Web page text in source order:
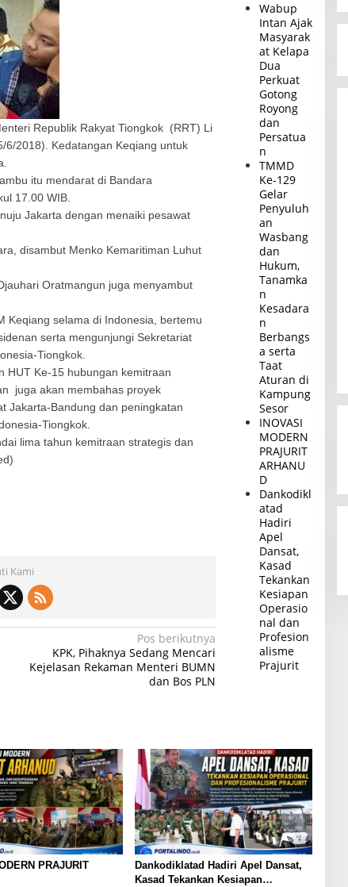
Republik Rakyat Tiongkok (RRT) Li
6/2018). Kedatangan Keqiang untuk
itu mendarat di Bandara
17.00 WIB.
Jakarta dengan menaiki pesawat
disambut Menko Kemaritiman Luhut
Oratmangun juga menyambut
Keqiang selama di Indonesia, bertemu
serta mengunjungi Sekretariat
Tiongkok.
HUT Ke-15 hubungan kemitraan
juga akan membahas proyek
Jakarta-Bandung dan peningkatan
Tiongkok.
lima tahun kemitraan strategis dan
Kami
Pos berikutnya
KPK, Pihaknya Sedang Mencari
Kejelasan Rekaman Menteri BUMN
dan Bos PLN
Wabup
Intan Ajak
Masyarak
at Kelapa
Dua
Perkuat
Gotong
Royong
dan
Persatua
n
TMMD
Ke-129
Gelar
Penyuluh
an
Wasbang
dan
Hukum,
Tanamka
n
Kesadara
n
Berbangs
a serta
Taat
Aturan di
Kampung
Sesor
INOVASI
MODERN
PRAJURIT
ARHANU
D
Dankodikl
atad
Hadiri
Apel
Dansat,
Kasad
Tekankan
Kesiapan
Operasio
nal dan
Profesion
alisme
Prajurit
PRAJURIT
Dankodiklatad Hadiri Apel Dansat,
Kasad Tekankan Kesiapan